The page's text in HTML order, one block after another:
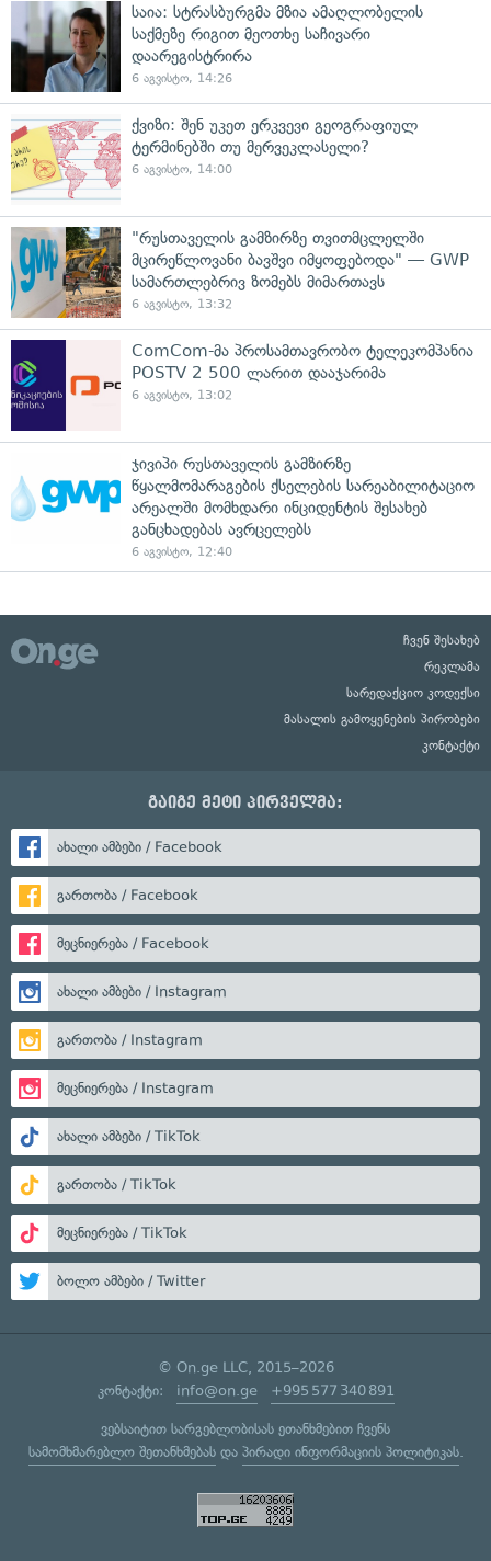
საია: სტრასბურგმა მზია ამაღლობელის
საქმეზე რიგით მეოთხე საჩივარი
დაარეგისტრირა
6 აგვისტო, 14:26
ქვიზი: შენ უკეთ ერკვევი გეოგრაფიულ
ტერმინებში თუ მერვეკლასელი?
6 აგვისტო, 14:00
"რუსთაველის გამზირზე თვითმცლელში
მცირეწლოვანი ბავშვი იმყოფებოდა" — GWP
სამართლებრივ ზომებს მიმართავს
6 აგვისტო, 13:32
ComCom-მა პროსამთავრობო ტელეკომპანია
POSTV 2 500 ლარით დააჯარიმა
6 აგვისტო, 13:02
ჯივიპი რუსთაველის გამზირზე
წყალმომარაგების ქსელების სარეაბილიტაციო
არეალში მომხდარი ინციდენტის შესახებ
განცხადებას ავრცელებს
6 აგვისტო, 12:40
ჩვენ შესახებ
რეკლამა
სარედაქციო კოდექსი
მასალის გამოყენების პირობები
კონტაქტი
გაიგე მეტი პირველმა:
ახალი ამბები / Facebook
გართობა / Facebook
მეცნიერება / Facebook
ახალი ამბები / Instagram
გართობა / Instagram
მეცნიერება / Instagram
ახალი ამბები / TikTok
გართობა / TikTok
მეცნიერება / TikTok
ბოლო ამბები / Twitter
© On.ge LLC, 2015–2026
კონტაქტი: info@on.ge +995 577 340 891
ვებსაიტით სარგებლობისას ეთანხმებით ჩვენს
სამომხმარებლო შეთანხმებასდა პირადი ინფორმაციის პოლიტიკას.